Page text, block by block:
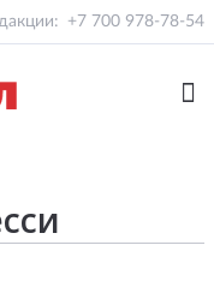
+7 700 978-78-54